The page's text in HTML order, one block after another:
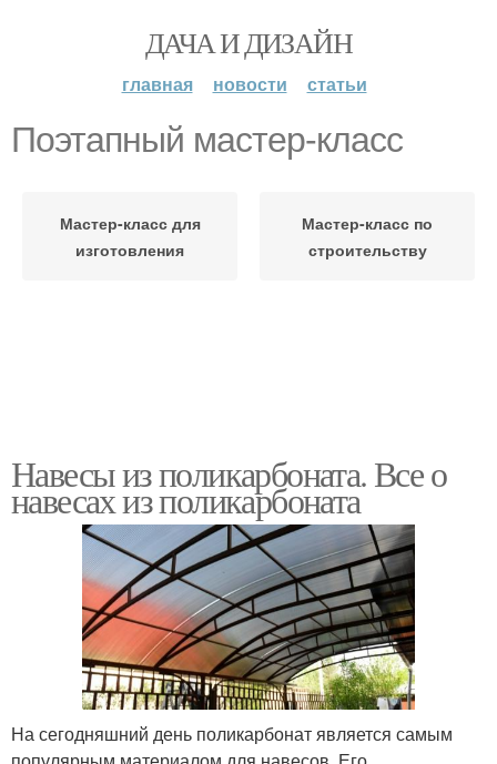
ДАЧА И ДИЗАЙН
главная новости статьи
Поэтапный мастер-класс
Мастер-класс для
изготовления
Мастер-класс по
строительству
Навесы из поликарбоната. Все о
навесах из поликарбоната
На сегодняшний день поликарбонат является самым